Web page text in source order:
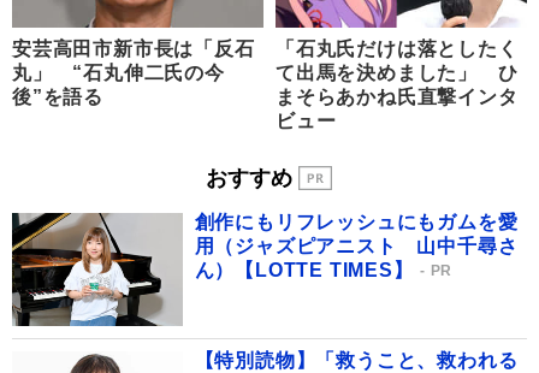
安芸高田市新市長は「反石
丸」 “石丸伸二氏の今
後”を語る
「石丸氏だけは落としたく
て出馬を決めました」 ひ
まそらあかね氏直撃インタ
ビュー
おすすめ
創作にもリフレッシュにもガムを愛
用（ジャズピアニスト 山中千尋さ
ん）【LOTTE TIMES】
PR
【特別読物】「救うこと、救われる